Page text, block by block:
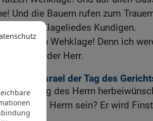
Und die Bauern rufen zum
den des Klageliedes Kundigen.
Wehklage! Denn ich
spricht der Herr.
ist für Israel der Tag des
die den Tag des Herrn
Tag des Herrn sein? Er wird